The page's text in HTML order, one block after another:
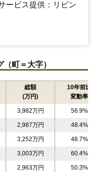
ービス提供：リビン
町＝大字）
総額
(万円)
10年前比
変動率
3,982万円 56.9%
2,987万円 48.4%
3,252万円 48.7%
3,003万円 60.4%
2,963万円 50.3%